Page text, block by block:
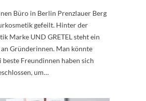
Büro in Berlin Prenzlauer Berg
gefeilt. Hinter der
Marke UND GRETEL steht ein
an Gründerinnen. Man könnte
beste Freundinnen haben sich
um…